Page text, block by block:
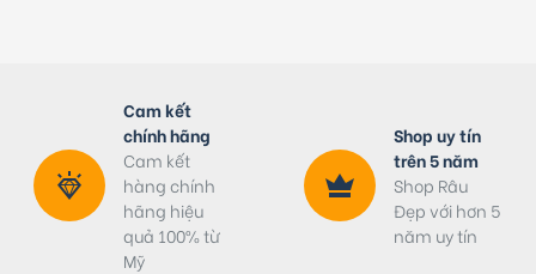
Cam kết
chính hãng
Cam kết
hàng chính
hãng hiệu
quả 100% từ
Mỹ
Shop uy tín
trên 5 năm
Shop Râu
Đẹp với hơn 5
năm uy tín